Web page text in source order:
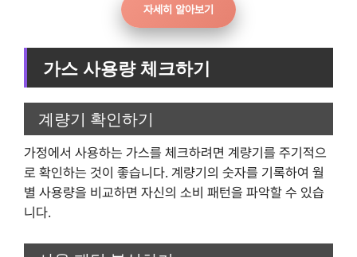
자세히 알아보기
가스 사용량 체크하기
계량기 확인하기
가정에서 사용하는 가스를 체크하려면 계량기를 주기적으
로 확인하는 것이 좋습니다. 계량기의 숫자를 기록하여 월
별 사용량을 비교하면 자신의 소비 패턴을 파악할 수 있습
니다.